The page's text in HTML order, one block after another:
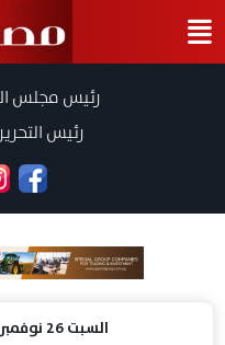
رئيس مجلس
رئيس
السبت 26 نوفمبر 2022 | 04:02 م